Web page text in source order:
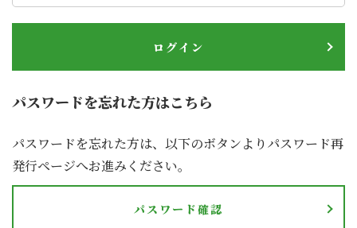
ログイン
パスワードを忘れた方はこちら
パスワードを忘れた方は、以下のボタンよりパスワード再
発行ページへお進みください。
パスワード確認